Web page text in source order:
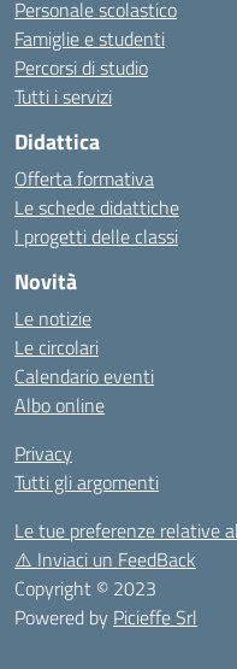
Personale scolastico
Famiglie e studenti
Percorsi di studio
Tutti i servizi
Didattica
Offerta formativa
Le schede didattiche
I progetti delle classi
Novità
Le notizie
Le circolari
Calendario eventi
Albo online
Privacy
Tutti gli argomenti
Le tue preferenze relative
⚠️ Inviaci un FeedBack
Copyright © 2023
Powered by Picieffe Srl